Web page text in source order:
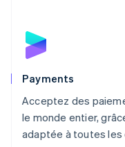
Payments
Acceptez des
le monde entier,
adaptée à toutes les
Norvège
English
English
NederlandsEnglish
Pologne
English